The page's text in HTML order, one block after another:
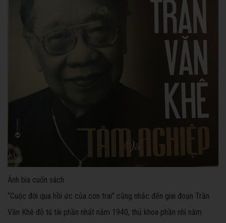
Ảnh bìa cuốn sách
“Cuộc đời qua hồi ức của con trai” cũng nhắc đến giai đoạn Trần
Văn Khê đỗ tú tài phần nhất năm 1940, thủ khoa phần nhì năm